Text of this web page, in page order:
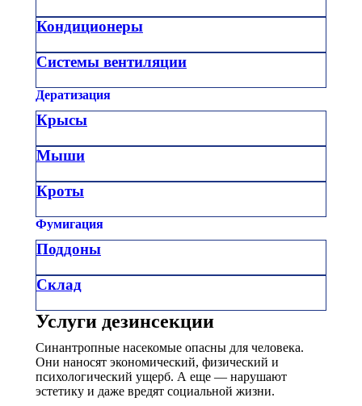
Кондиционеры
Системы вентиляции
Дератизация
Крысы
Мыши
Кроты
Фумигация
Поддоны
Склад
Услуги дезинсекции
Синантропные насекомые опасны для человека.
Они наносят экономический, физический и
психологический ущерб. А еще — нарушают
эстетику и даже вредят социальной жизни.